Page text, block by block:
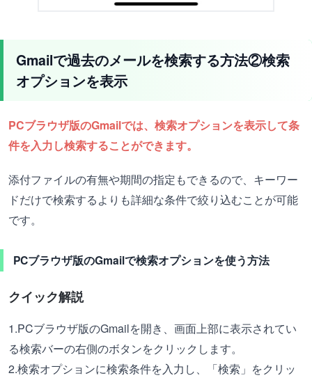
Gmailで過去のメールを検索する方法②検索
オプションを表示
PCブラウザ版のGmailでは、検索オプションを表示して条
件を入力し検索することができます。
添付ファイルの有無や期間の指定もできるので、キーワー
ドだけで検索するよりも詳細な条件で絞り込むことが可能
です。
PCブラウザ版のGmailで検索オプションを使う方法
クイック解説
1.PCブラウザ版のGmailを開き、画面上部に表示されてい
る検索バーの右側のボタンをクリックします。
2.検索オプションに検索条件を入力し、「検索」をクリッ